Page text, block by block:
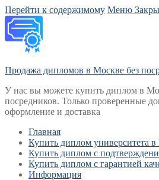
Перейти к содержимому Меню
Продажа дипломов в Москве без
У нас вы можете купить диплом в
посредников. Только проверенные
оформление и доставка
Главная
Купить диплом университета
Купить диплом с
Купить диплом с гарантией
Информация